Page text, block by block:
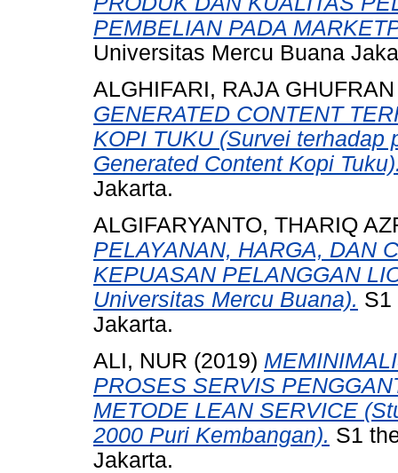
PEMBELIAN PADA
Universitas Mercu Buana
ALGHIFARI, RAJA GHUFRAN
GENERATED CONTENT
KOPI TUKU (Survei terhadap
Generated Content Kopi
Jakarta.
ALGIFARYANTO, THARIQ
PELAYANAN, HARGA, DAN
KEPUASAN PELANGGAN
Universitas Mercu Buana). S1
Jakarta.
ALI, NUR (2019)
PROSES SERVIS
METODE LEAN SERVICE
2000 Puri Kembangan). S1
Jakarta.